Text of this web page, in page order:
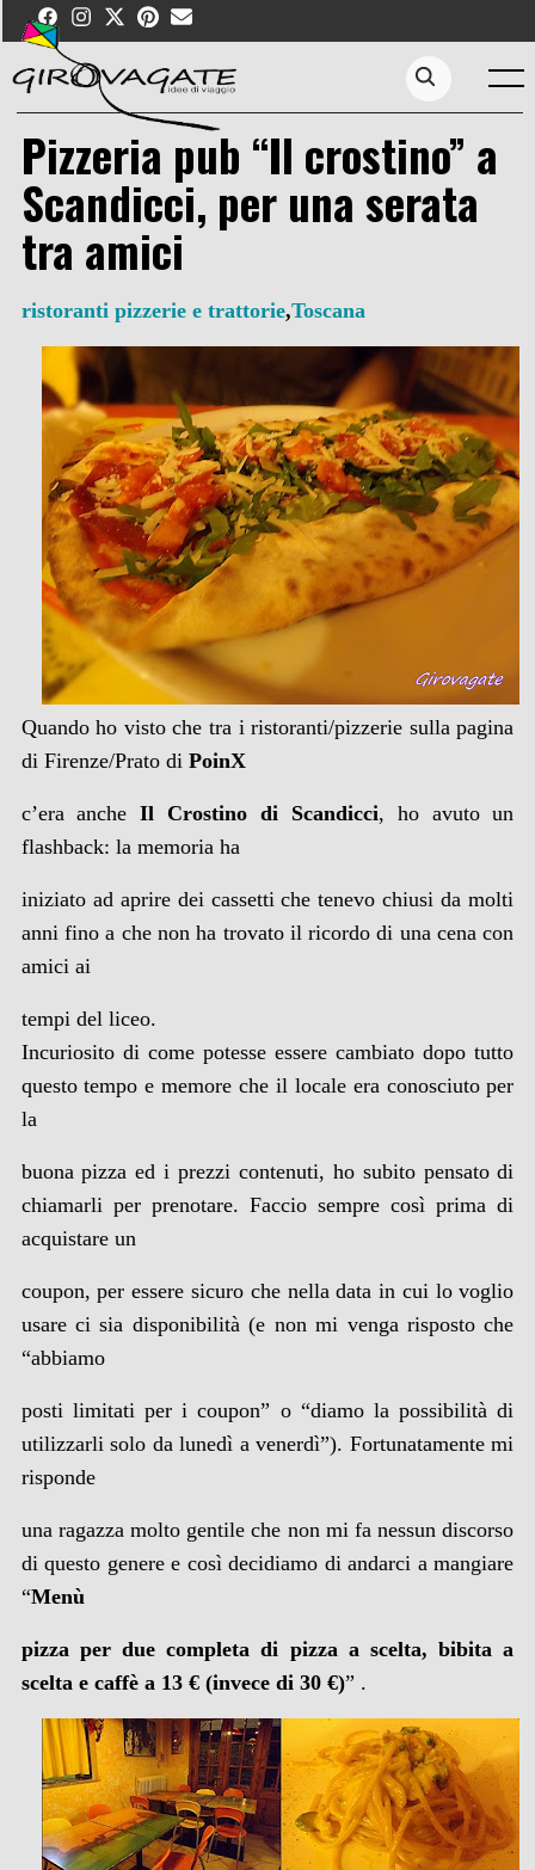
content
Menu
Search...
Pizzeria pub “Il crostino” a
Scandicci, per una serata
tra amici
ristoranti pizzerie e trattorie,Toscana
Quando ho visto che tra i ristoranti/pizzerie sulla pagina
di Firenze/Prato di PoinX
c’era ancheIl Crostino di Scandicci, ho avuto un
flashback: la memoria ha
iniziato ad aprire dei cassetti che tenevo chiusi da molti
anni fino a che non ha trovato il ricordo di una cena con
amici ai
tempi del liceo.
Incuriosito di come potesse essere cambiato dopo tutto
questo tempo e memore che il locale era conosciuto per
la
buona pizza ed i prezzi contenuti, ho subito pensato di
chiamarli per prenotare. Faccio sempre così prima di
acquistare un
coupon, per essere sicuro che nella data in cui lo voglio
usare ci sia disponibilità (e non mi venga risposto che
“abbiamo
posti limitati per i coupon” o “diamo la possibilità di
utilizzarli solo da lunedì a venerdì”). Fortunatamente mi
risponde
una ragazza molto gentile che non mi fa nessun discorso
di questo genere e così decidiamo di andarci a mangiare
“Menù
pizza per due completa di pizza a scelta, bibita a
scelta e caffè a 13 € (invece di 30 €)” .